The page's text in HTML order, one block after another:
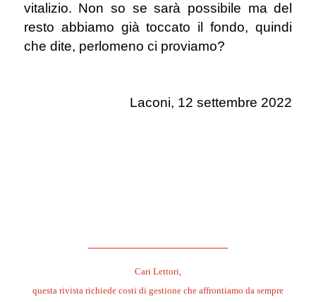
vitalizio. Non so se sarà possibile ma del
resto abbiamo già toccato il fondo, quindi
che dite, perlomeno ci proviamo?
Laconi, 12 settembre 2022
Cari Lettori,
questa rivista richiede costi di gestione che affrontiamo da sempre